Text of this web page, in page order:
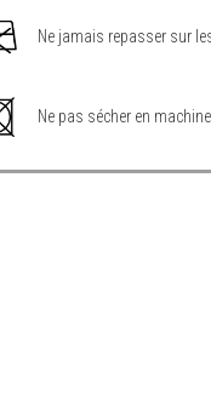
Ne jamais repasser sur
Ne pas sécher en machine